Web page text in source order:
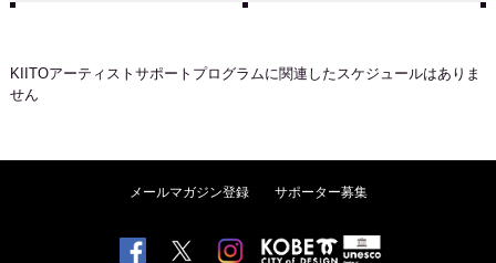
KIITOアーティストサポートプログラムに関連したスケジュールはありま
せん
メールマガジン登録 サポーター募集